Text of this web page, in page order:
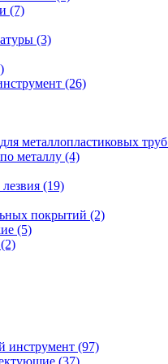
(7)
(3)
(26)
металлопластиковых
металлу (4)
(19)
покрытий (2)
(5)
инструмент (97)
(37)